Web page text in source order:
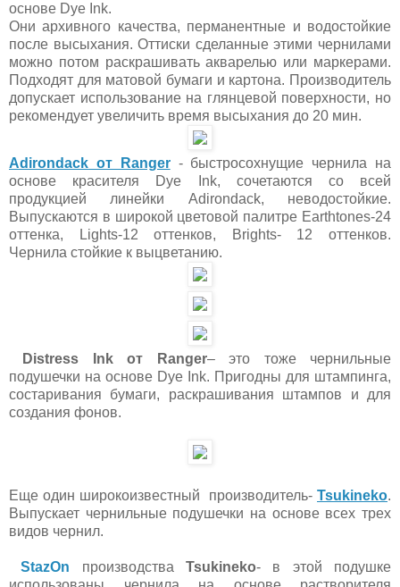
основе Dye Ink.
Они архивного качества, перманентные и водостойкие
после высыхания. Оттиски сделанные этими чернилами
можно потом раскрашивать акварелью или маркерами.
Подходят для матовой бумаги и картона. Производитель
допускает использование на глянцевой поверхности, но
рекомендует увеличить время высыхания до 20 мин.
Adirondack от Ranger- быстросохнущие чернила на
основе красителя Dye Ink, сочетаются со всей
продукцией линейки Adirondack, неводостойкие.
Выпускаются в широкой цветовой палитре Earthtones-24
оттенка, Lights-12 оттенков, Brights- 12 оттенков.
Чернила стойкие к выцветанию.
Distress Ink от Ranger– это тоже чернильные
подушечки на основе Dye Ink. Пригодны для штампинга,
состаривания бумаги, раскрашивания штампов и для
создания фонов.
Еще один широкоизвестный производитель- Tsukineko.
Выпускает чернильные подушечки на основе всех трех
видов чернил.
StazOn производстваTsukineko- в этой подушке